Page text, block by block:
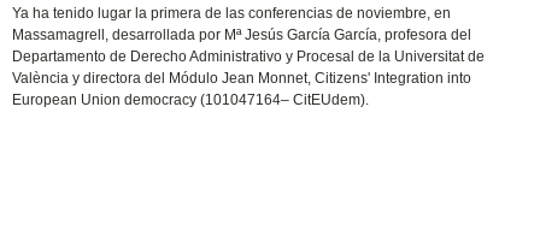
Ya ha tenido lugar la primera de las conferencias de noviembre, en
Massamagrell, desarrollada por Mª Jesús García García, profesora del
Departamento de Derecho Administrativo y Procesal de la Universitat de
València y directora del Módulo Jean Monnet, Citizens' Integration into
European Union democracy (101047164– CitEUdem).